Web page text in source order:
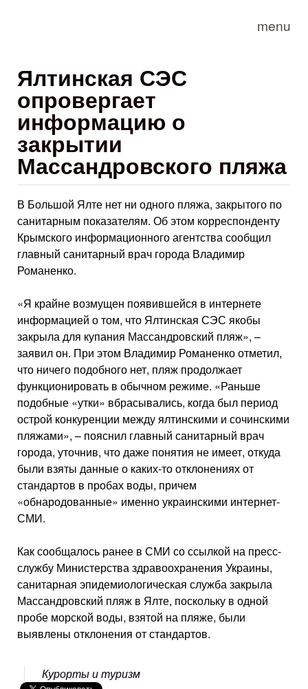
menu
Ялтинская СЭС
опровергает
информацию о
закрытии
Массандровского пляжа
В Большой Ялте нет ни одного пляжа, закрытого по
санитарным показателям. Об этом корреспонденту
Крымского информационного агентства сообщил
главный санитарный врач города Владимир
Романенко.
«Я крайне возмущен появившейся в интернете
информацией о том, что Ялтинская СЭС якобы
закрыла для купания Массандровский пляж», –
заявил он. При этом Владимир Романенко отметил,
что ничего подобного нет, пляж продолжает
функционировать в обычном режиме. «Раньше
подобные «утки» вбрасывались, когда был период
острой конкуренции между ялтинскими и сочинскими
пляжами», – пояснил главный санитарный врач
города, уточнив, что даже понятия не имеет, откуда
были взяты данные о каких-то отклонениях от
стандартов в пробах воды, причем
«обнародованные» именно украинскими интернет-
СМИ.
Как сообщалось ранее в СМИ со ссылкой на пресс-
службу Министерства здравоохранения Украины,
санитарная эпидемиологическая служба закрыла
Массандровский пляж в Ялте, поскольку в одной
пробе морской воды, взятой на пляже, были
выявлены отклонения от стандартов.
Курорты и туризм